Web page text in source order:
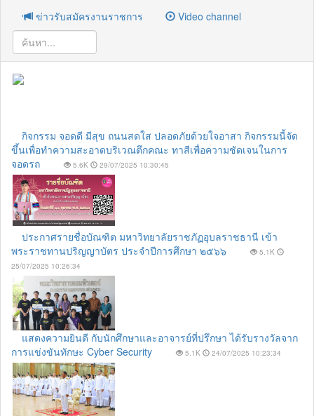
ข่าวรับสมัครงานราชการ
Video channel
กิจกรรม จอดดี มีสุข ถนนสดใส ปลอดภัยด้วยใจอาสา กิจกรรมนี้จัด
ขึ้นเพื่อทำความสะอาดบริเวณตึกคณะ ทาสีเพื่อความชัดเจนในการ
จอดรถ
5.6K 29/07/2025 10:30:45
ประกาศรายชื่อบัณฑิต มหาวิทยาลัยราชภัฏอุบลราชธานี เข้า
พระราชทานปริญญาบัตร ประจำปีการศึกษา ๒๕๖๖
5.1K
25/07/2025 10:26:34
แสดงความยินดี กับนักศึกษาและอาจารย์ที่ปรึกษา ได้รับรางวัลจาก
การแข่งขันทักษะ Cyber Security
5.1K 24/07/2025 10:23:34